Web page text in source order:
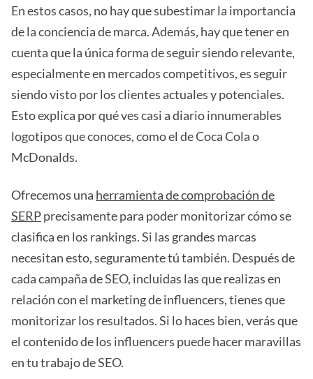
En estos casos, no hay que subestimar la importancia
de la conciencia de marca. Además, hay que tener en
cuenta que la única forma de seguir siendo relevante,
especialmente en mercados competitivos, es seguir
siendo visto por los clientes actuales y potenciales.
Esto explica por qué ves casi a diario innumerables
logotipos que conoces, como el de Coca Cola o
McDonalds.
Ofrecemos una herramienta de comprobación de
SERPprecisamente para poder monitorizar cómo se
clasifica en los rankings. Si las grandes marcas
necesitan esto, seguramente tú también. Después de
cada campaña de SEO, incluidas las que realizas en
relación con el marketing de influencers, tienes que
monitorizar los resultados. Si lo haces bien, verás que
el contenido de los influencers puede hacer maravillas
en tu trabajo de SEO.